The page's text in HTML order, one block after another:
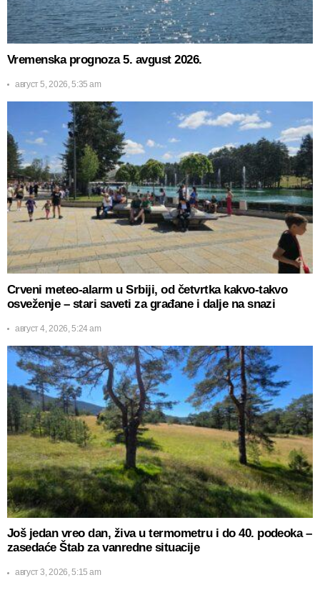
Vremenska prognoza 5. avgust 2026.
август 5, 2026, 5:35 am
Crveni meteo-alarm u Srbiji, od četvrtka kakvo-takvo
osveženje – stari saveti za građane i dalje na snazi
август 4, 2026, 5:24 am
Još jedan vreo dan, živa u termometru i do 40. podeoka –
zasedaće Štab za vanredne situacije
август 3, 2026, 5:15 am